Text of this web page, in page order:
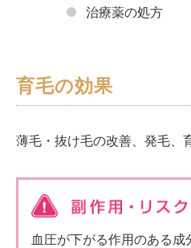
治療薬の処方
育毛の効果
薄毛・抜け毛の改善、発毛、
血圧が下がる作用のある成